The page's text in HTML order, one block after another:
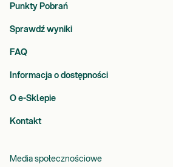
Punkty Pobrań
Sprawdź wyniki
FAQ
Informacja o dostępności
O e-Sklepie
Kontakt
Media społecznościowe